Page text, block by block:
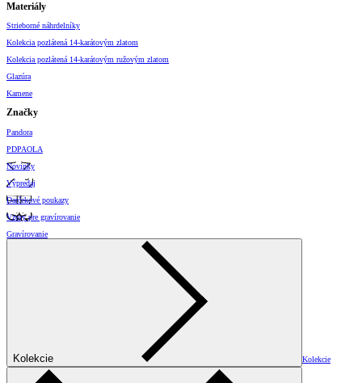
Materiály
Strieborné náhrdelníky
Kolekcia pozlátená 14-karátovým zlatom
Kolekcia pozlátená 14-karátovým ružovým zlatom
Glazúra
Kamene
Značky
Pandora
PDPAOLA
Novinky
Výpredaj
Darčekové poukazy
Vzory pre gravírovanie
Gravírovanie
Kolekcie Kolekcie